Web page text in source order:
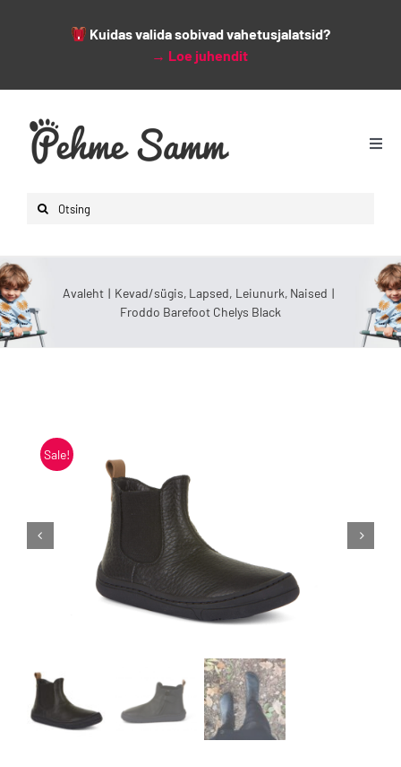
Kuidas valida sobivad vahetusjalatsid?
→ Loe juhendit
content
Search
Lapsed
Mehed
Lisad
Blogi
Kontakt
Avaleht Kevad/sügis Lapsed Leiunurk Naised
Froddo Barefoot Chelys Black
Sale!